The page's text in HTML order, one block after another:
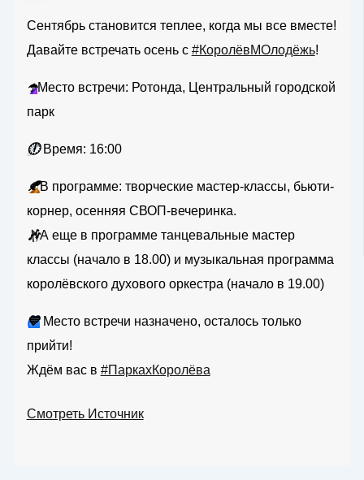
Сентябрь становится теплее, когда мы все вместе!
Давайте встречать осень с #КоролёвМОлодёжь!
☂️Место встречи: Ротонда, Центральный городской
парк
🕕Время: 16:00
🍂В программе: творческие мастер-классы, бьюти-
корнер, осенняя СВОП-вечеринка.
🎶А еще в программе танцевальные мастер
классы (начало в 18.00) и музыкальная программа
королёвского духового оркестра (начало в 19.00)
💙Место встречи назначено, осталось только
прийти!
Ждём вас в #ПаркахКоролёва
Смотреть Источник